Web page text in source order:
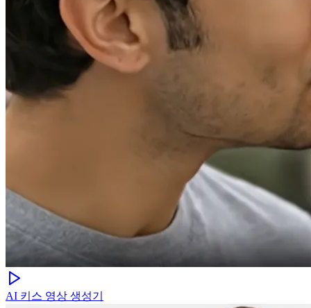
AI 키스 영상 생성기